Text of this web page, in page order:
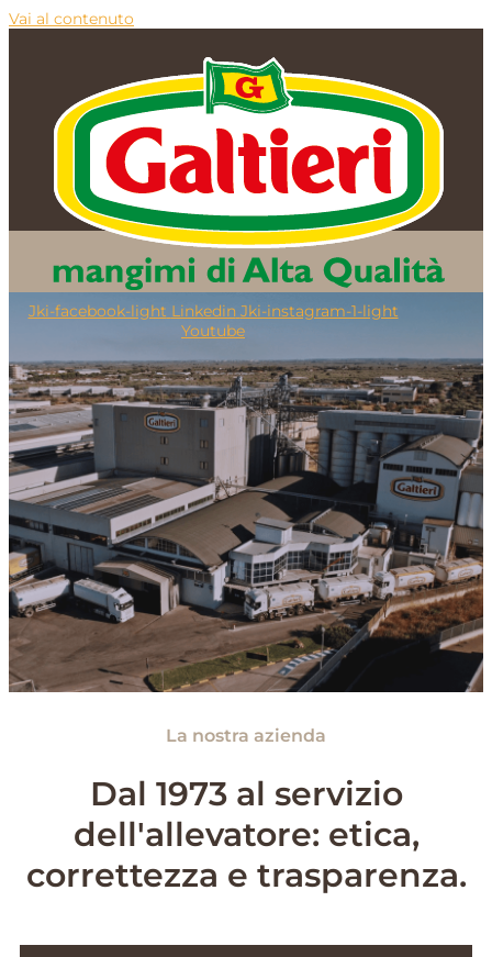
Vai al contenuto
Jki-facebook-light Linkedin Jki-instagram-1-light
Youtube
La nostra azienda
Dal 1973 al servizio
dell'allevatore: etica,
correttezza e trasparenza.